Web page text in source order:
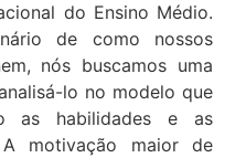
do Ensino Médio.
de como nossos
nós buscamos uma
lo no modelo que
as habilidades e as
A motivação maior de